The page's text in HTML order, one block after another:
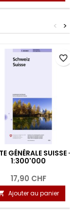
>
<
GÉNÉRALE SUISSE -
1:300'000
17,90 CHF
Ajouter au panier
favorite_border